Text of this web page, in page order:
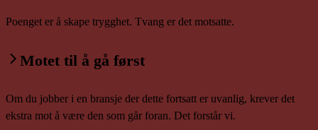
Poenget er å skape trygghet. Tvang er det motsatte.
Motet til å gå først
Om du jobber i en bransje der dette fortsatt er uvanlig, krever det
ekstra mot å være den som går foran. Det forstår vi.